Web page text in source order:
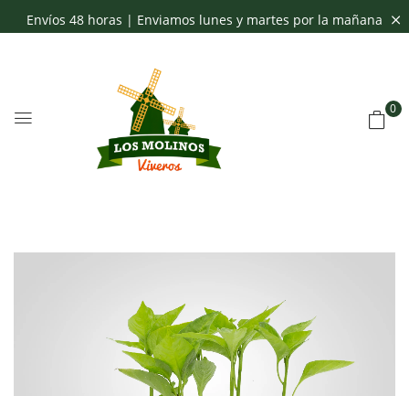
Envíos 48 horas | Enviamos lunes y martes por la mañana
0